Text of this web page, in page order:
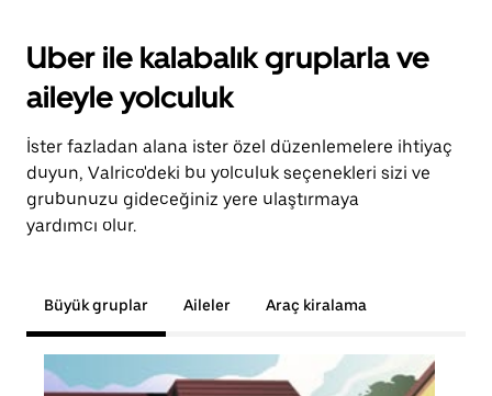
Uber ile kalabalık gruplarla ve
aileyle yolculuk
İster fazladan alana ister özel düzenlemelere ihtiyaç
duyun, Valrico'deki bu yolculuk seçenekleri sizi ve
grubunuzu gideceğiniz yere ulaştırmaya
yardımcı olur.
Büyük gruplar Aileler Araç kiralama